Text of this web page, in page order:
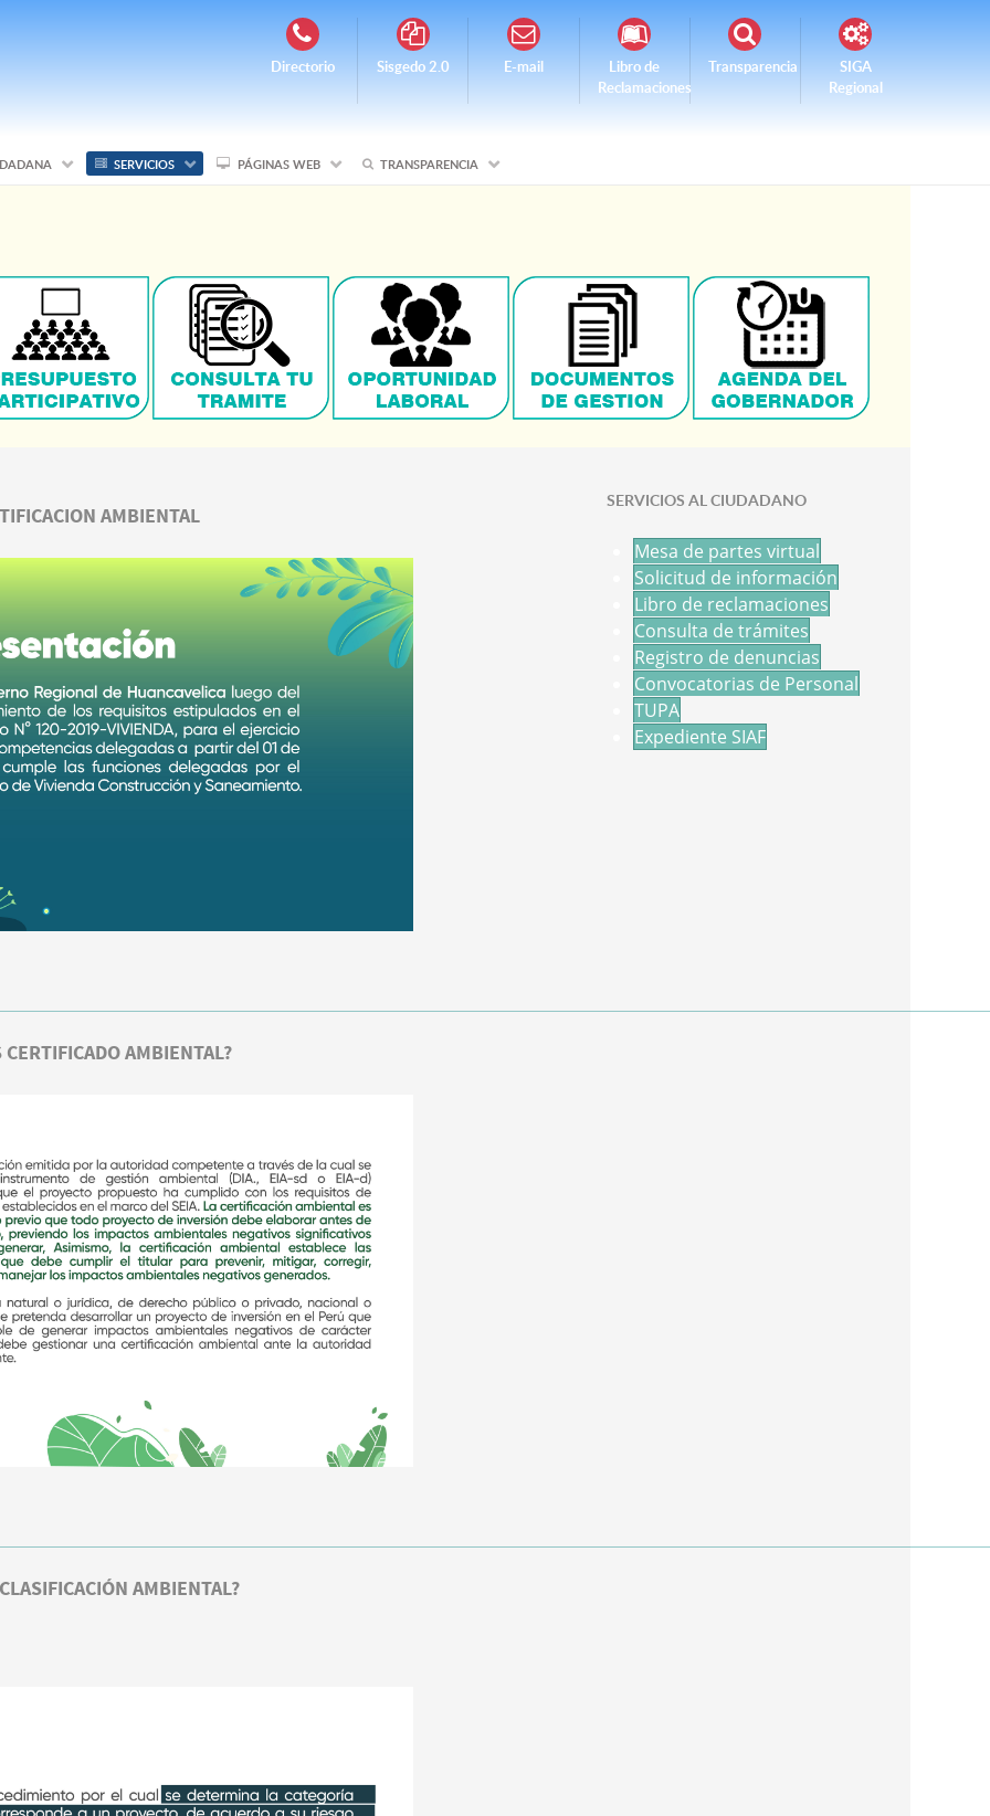
Directorio Sisgedo 2.0 E-mail
Libro de
Reclamaciones
Transparencia
SIGA
Regional
SERVICIOS PÁGINAS WEB TRANSPARENCIA
AMBIENTAL
CERTIFICADO AMBIENTAL?
AMBIENTAL?
SERVICIOS AL CIUDADANO
Mesa de partes virtual
Solicitud de información
Libro de reclamaciones
Consulta de trámites
Registro de denuncias
Convocatorias de Personal
TUPA
Expediente SIAF